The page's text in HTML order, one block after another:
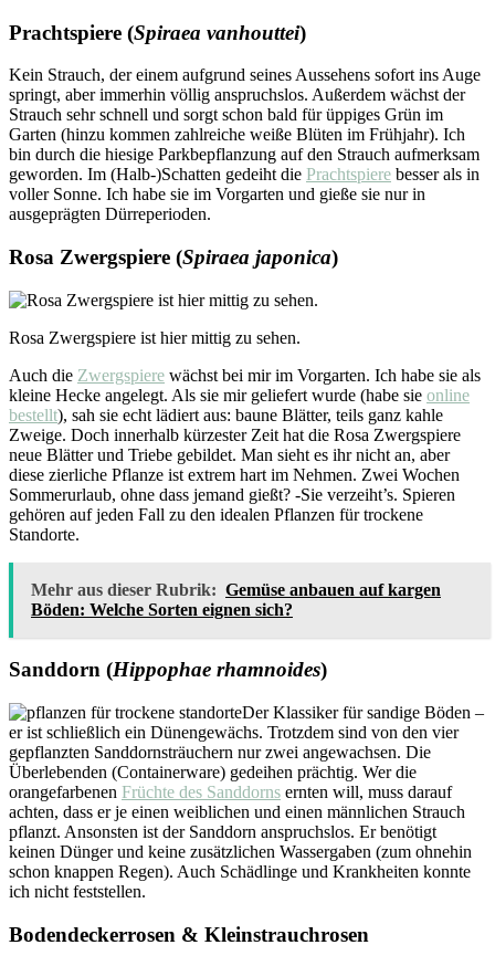
Prachtspiere (Spiraea vanhouttei)
Kein Strauch, der einem aufgrund seines Aussehens sofort ins Auge
springt, aber immerhin völlig anspruchslos. Außerdem wächst der
Strauch sehr schnell und sorgt schon bald für üppiges Grün im
Garten (hinzu kommen zahlreiche weiße Blüten im Frühjahr). Ich
bin durch die hiesige Parkbepflanzung auf den Strauch aufmerksam
geworden. Im (Halb-)Schatten gedeiht die Prachtspiere besser als in
voller Sonne. Ich habe sie im Vorgarten und gieße sie nur in
ausgeprägten Dürreperioden.
Rosa Zwergspiere (Spiraea japonica)
Rosa Zwergspiere ist hier mittig zu sehen.
Auch die Zwergspiere wächst bei mir im Vorgarten. Ich habe sie als
kleine Hecke angelegt. Als sie mir geliefert wurde (habe sie online
bestellt), sah sie echt lädiert aus: baune Blätter, teils ganz kahle
Zweige. Doch innerhalb kürzester Zeit hat die Rosa Zwergspiere
neue Blätter und Triebe gebildet. Man sieht es ihr nicht an, aber
diese zierliche Pflanze ist extrem hart im Nehmen. Zwei Wochen
Sommerurlaub, ohne dass jemand gießt? -Sie verzeiht’s. Spieren
gehören auf jeden Fall zu den idealen Pflanzen für trockene
Standorte.
Mehr aus dieser Rubrik: Gemüse anbauen auf kargen
Böden: Welche Sorten eignen sich?
Sanddorn (Hippophae rhamnoides)
Der Klassiker für sandige Böden –
er ist schließlich ein Dünengewächs. Trotzdem sind von den vier
gepflanzten Sanddornsträuchern nur zwei angewachsen. Die
Überlebenden (Containerware) gedeihen prächtig. Wer die
orangefarbenen Früchte des Sanddorns ernten will, muss darauf
achten, dass er je einen weiblichen und einen männlichen Strauch
pflanzt. Ansonsten ist der Sanddorn anspruchslos. Er benötigt
keinen Dünger und keine zusätzlichen Wassergaben (zum ohnehin
schon knappen Regen). Auch Schädlinge und Krankheiten konnte
ich nicht feststellen.
Bodendeckerrosen & Kleinstrauchrosen